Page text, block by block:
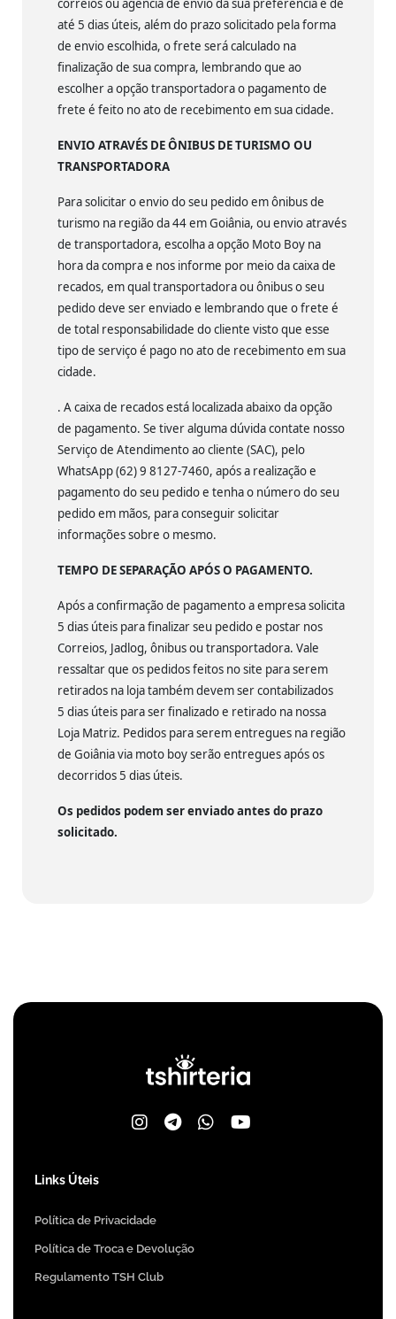
correios ou agência de envio da sua preferência é de
até 5 dias úteis, além do prazo solicitado pela forma
de envio escolhida, o frete será calculado na
finalização de sua compra, lembrando que ao
escolher a opção transportadora o pagamento de
frete é feito no ato de recebimento em sua cidade.
ENVIO ATRAVÉS DE ÔNIBUS DE TURISMO OU
TRANSPORTADORA
Para solicitar o envio do seu pedido em ônibus de
turismo na região da 44 em Goiânia, ou envio através
de transportadora, escolha a opção Moto Boy na
hora da compra e nos informe por meio da caixa de
recados, em qual transportadora ou ônibus o seu
pedido deve ser enviado e lembrando que o frete é
de total responsabilidade do cliente visto que esse
tipo de serviço é pago no ato de recebimento em sua
cidade.
. A caixa de recados está localizada abaixo da opção
de pagamento. Se tiver alguma dúvida contate nosso
Serviço de Atendimento ao cliente (SAC), pelo
WhatsApp (62) 9 8127-7460, após a realização e
pagamento do seu pedido e tenha o número do seu
pedido em mãos, para conseguir solicitar
informações sobre o mesmo.
TEMPO DE SEPARAÇÃO APÓS O PAGAMENTO.
Após a confirmação de pagamento a empresa solicita
5 dias úteis para finalizar seu pedido e postar nos
Correios, Jadlog, ônibus ou transportadora. Vale
ressaltar que os pedidos feitos no site para serem
retirados na loja também devem ser contabilizados
5 dias úteis para ser finalizado e retirado na nossa
Loja Matriz. Pedidos para serem entregues na região
de Goiânia via moto boy serão entregues após os
decorridos 5 dias úteis.
Os pedidos podem ser enviado antes do prazo
solicitado.
Links Úteis
Política de Privacidade
Política de Troca e Devolução
Regulamento TSH Club